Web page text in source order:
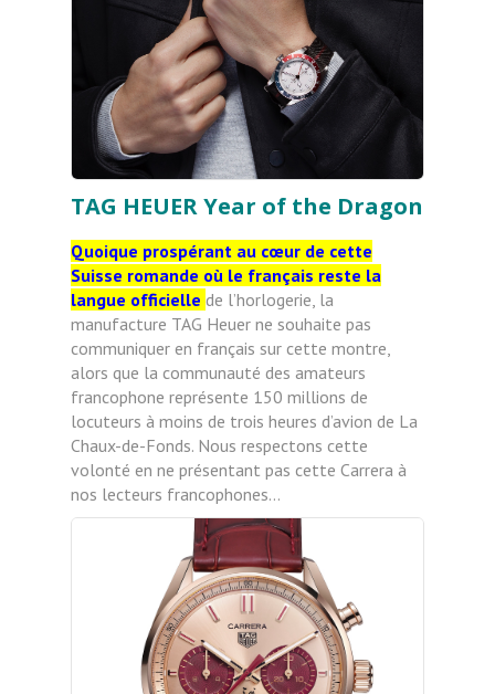
TAG HEUER Year of the Dragon
Quoique prospérant au cœur de cette
Suisse romande où le français reste la
langue officielle de l’horlogerie, la
manufacture TAG Heuer ne souhaite pas
communiquer en français sur cette montre,
alors que la communauté des amateurs
francophone représente 150 millions de
locuteurs à moins de trois heures d’avion de La
Chaux-de-Fonds. Nous respectons cette
volonté en ne présentant pas cette Carrera à
nos lecteurs francophones…